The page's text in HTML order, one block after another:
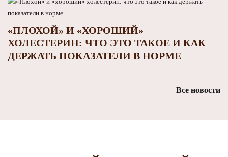
«ПЛОХОЙ» И «ХОРОШИЙ»
ХОЛЕСТЕРИН: ЧТО ЭТО ТАКОЕ И КАК
ДЕРЖАТЬ ПОКАЗАТЕЛИ В НОРМЕ
Все новости